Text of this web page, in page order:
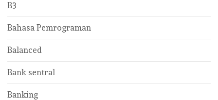
B3
Bahasa Pemrograman
Balanced
Bank sentral
Banking